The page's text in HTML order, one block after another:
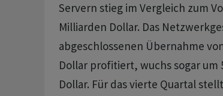
Servern stieg im Vergleich zum
Milliarden Dollar. Das
abgeschlossenen Übernahme
Dollar profitiert, wuchs sogar um
Dollar. Für das vierte Quartal